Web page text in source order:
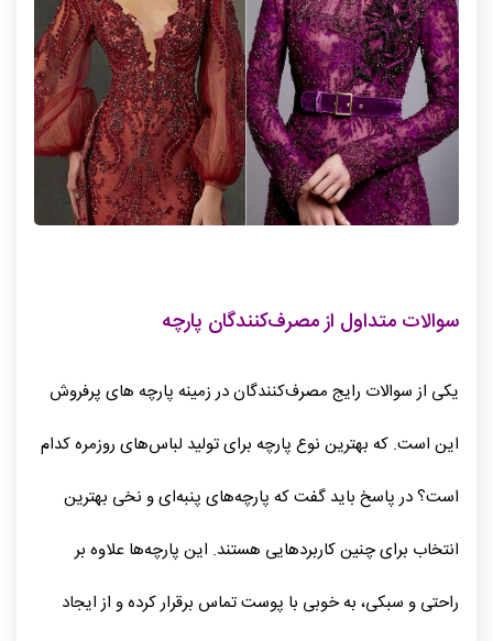
سوالات متداول از مصرف‌کنندگان پارچه
یکی از سوالات رایج مصرف‌کنندگان در زمینه پارچه‌ های پرفروش
این است. که بهترین نوع پارچه برای تولید لباس‌های روزمره کدام
است؟ در پاسخ باید گفت که پارچه‌های پنبه‌ای و نخی بهترین
انتخاب برای چنین کاربردهایی هستند. این پارچه‌ها علاوه بر
راحتی و سبکی، به خوبی با پوست تماس برقرار کرده و از ایجاد